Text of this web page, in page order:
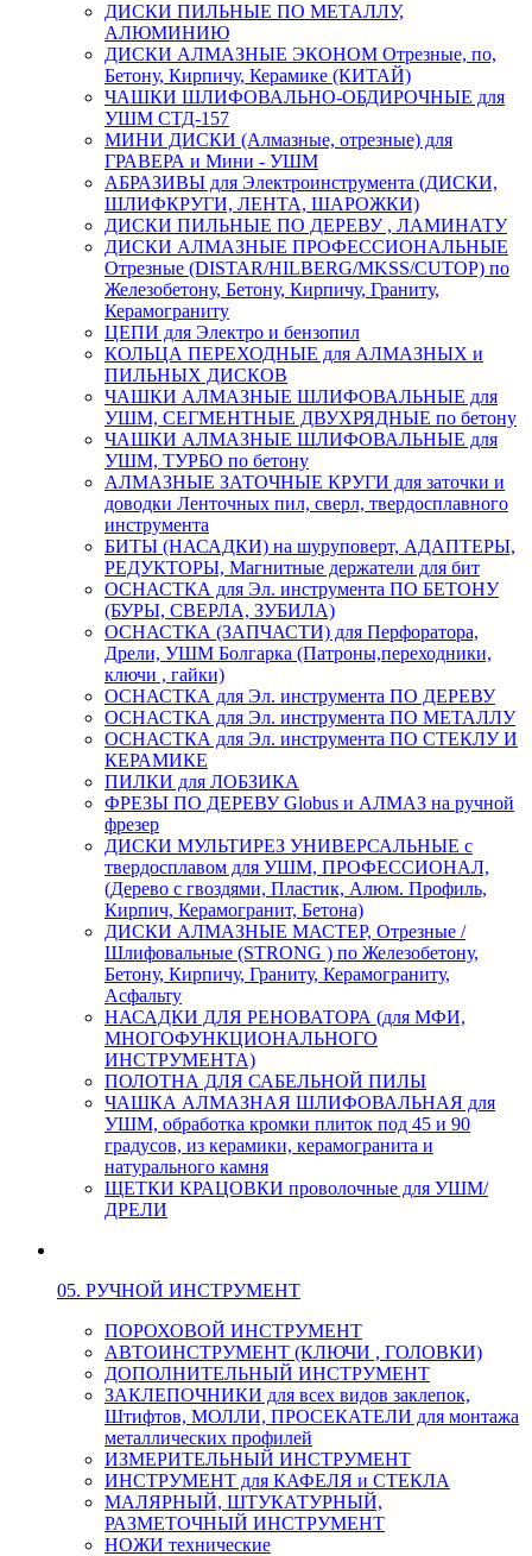
ДИСКИ ПИЛЬНЫЕ ПО МЕТАЛЛУ,
АЛЮМИНИЮ
ДИСКИ АЛМАЗНЫЕ ЭКОНОМ Отрезные, по,
Бетону, Кирпичу, Керамике (КИТАЙ)
ЧАШКИ ШЛИФОВАЛЬНО-ОБДИРОЧНЫЕ для
УШМ СТД-157
МИНИ ДИСКИ (Алмазные, отрезные) для
ГРАВЕРА и Мини - УШМ
АБРАЗИВЫ для Электроинструмента (ДИСКИ,
ШЛИФКРУГИ, ЛЕНТА, ШАРОЖКИ)
ДИСКИ ПИЛЬНЫЕ ПО ДЕРЕВУ , ЛАМИНАТУ
ДИСКИ АЛМАЗНЫЕ ПРОФЕССИОНАЛЬНЫЕ
Отрезные (DISTAR/HILBERG/MKSS/CUTOP) по
Железобетону, Бетону, Кирпичу, Граниту,
Керамограниту
ЦЕПИ для Электро и бензопил
КОЛЬЦА ПЕРЕХОДНЫЕ для АЛМАЗНЫХ и
ПИЛЬНЫХ ДИСКОВ
ЧАШКИ АЛМАЗНЫЕ ШЛИФОВАЛЬНЫЕ для
УШМ, СЕГМЕНТНЫЕ ДВУХРЯДНЫЕ по бетону
ЧАШКИ АЛМАЗНЫЕ ШЛИФОВАЛЬНЫЕ для
УШМ, ТУРБО по бетону
АЛМАЗНЫЕ ЗАТОЧНЫЕ КРУГИ для заточки и
доводки Ленточных пил, сверл, твердосплавного
инструмента
БИТЫ (НАСАДКИ) на шуруповерт, АДАПТЕРЫ,
РЕДУКТОРЫ, Магнитные держатели для бит
ОСНАСТКА для Эл. инструмента ПО БЕТОНУ
(БУРЫ, СВЕРЛА, ЗУБИЛА)
ОСНАСТКА (ЗАПЧАСТИ) для Перфоратора,
Дрели, УШМ Болгарка (Патроны,переходники,
ключи , гайки)
ОСНАСТКА для Эл. инструмента ПО ДЕРЕВУ
ОСНАСТКА для Эл. инструмента ПО МЕТАЛЛУ
ОСНАСТКА для Эл. инструмента ПО СТЕКЛУ И
КЕРАМИКЕ
ПИЛКИ для ЛОБЗИКА
ФРЕЗЫ ПО ДЕРЕВУ Globus и АЛМАЗ на ручной
фрезер
ДИСКИ МУЛЬТИРЕЗ УНИВЕРСАЛЬНЫЕ с
твердосплавом для УШМ, ПРОФЕССИОНАЛ,
(Дерево с гвоздями, Пластик, Алюм. Профиль,
Кирпич, Керамогранит, Бетона)
ДИСКИ АЛМАЗНЫЕ МАСТЕР, Отрезные /
Шлифовальные (STRONG ) по Железобетону,
Бетону, Кирпичу, Граниту, Керамограниту,
Асфальту
НАСАДКИ ДЛЯ РЕНОВАТОРА (для МФИ,
МНОГОФУНКЦИОНАЛЬНОГО
ИНСТРУМЕНТА)
ПОЛОТНА ДЛЯ САБЕЛЬНОЙ ПИЛЫ
ЧАШКА АЛМАЗНАЯ ШЛИФОВАЛЬНАЯ для
УШМ, обработка кромки плиток под 45 и 90
градусов, из керамики, керамогранита и
натурального камня
ЩЕТКИ КРАЦОВКИ проволочные для УШМ/
ДРЕЛИ
05. РУЧНОЙ ИНСТРУМЕНТ
ПОРОХОВОЙ ИНСТРУМЕНТ
АВТОИНСТРУМЕНТ (КЛЮЧИ , ГОЛОВКИ)
ДОПОЛНИТЕЛЬНЫЙ ИНСТРУМЕНТ
ЗАКЛЕПОЧНИКИ для всех видов заклепок,
Штифтов, МОЛЛИ, ПРОСЕКАТЕЛИ для монтажа
металлических профилей
ИЗМЕРИТЕЛЬНЫЙ ИНСТРУМЕНТ
ИНСТРУМЕНТ для КАФЕЛЯ и СТЕКЛА
МАЛЯРНЫЙ, ШТУКАТУРНЫЙ,
РАЗМЕТОЧНЫЙ ИНСТРУМЕНТ
НОЖИ технические